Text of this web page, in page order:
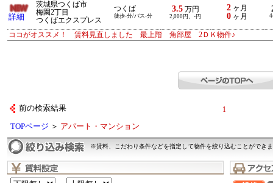
詳細
茨城県つくば市
梅園2丁目
つくばエクスプレス
つくば
徒歩-分/バス-分
3.5万円
2,000円、-円
2 ヶ月
0 ヶ月
ココがオススメ！ 賃料見直しました 最上階 角部屋 2ＤＫ物件♪
前の検索結果 1
TOPページ ＞ アパート・マンション
※賃料、こだわり条件などを指定して物件を絞り込むことができ